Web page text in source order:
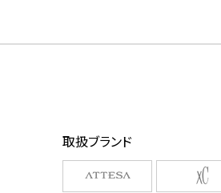
取扱ブランド